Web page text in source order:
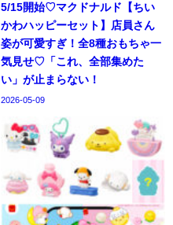
5/15開始♡マクドナルド【ちい
かわハッピーセット】店員さん
姿が可愛すぎ！全8種おもちゃ一
気見せ♡「これ、全部集めた
い」が止まらない！
2026-05-09